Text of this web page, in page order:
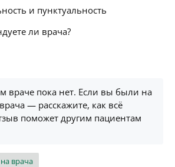
и пунктуальность
ли врача?
враче пока нет. Если вы были на
— расскажите, как всё
поможет другим пациентам
врача